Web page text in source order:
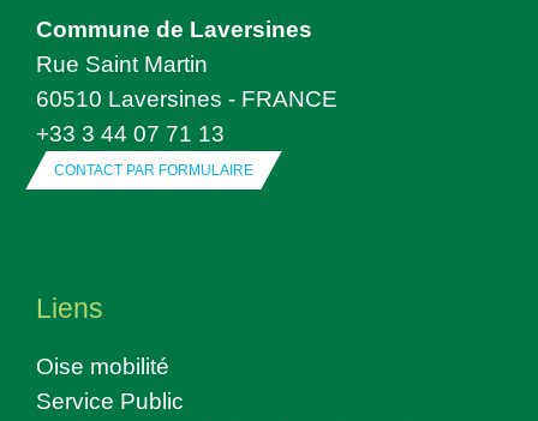
Commune de Laversines
Rue Saint Martin
60510 Laversines - FRANCE
+33 3 44 07 71 13
CONTACT PAR FORMULAIRE
Liens
Oise mobilité
Service Public